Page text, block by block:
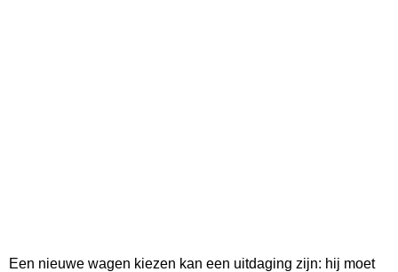
Een nieuwe wagen kiezen kan een uitdaging zijn: hij moet